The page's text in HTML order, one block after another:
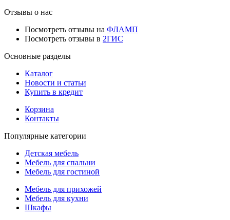
Отзывы о нас
Посмотреть отзывы на ФЛАМП
Посмотреть отзывы в 2ГИС
Основные разделы
Каталог
Новости и статьи
Купить в кредит
Корзина
Контакты
Популярные категории
Детская мебель
Мебель для спальни
Мебель для гостиной
Мебель для прихожей
Мебель для кухни
Шкафы